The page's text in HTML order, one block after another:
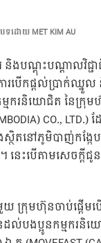
បទដោយ MET KIM AU
និងបណ្តុះបណ្តាលវិជ្ជ
បើកផ្តល់ប្រាក់ឈ្នួ
មករនិយោជិត នៃក្រុម
CO.,
ថិតនៅភូមិបាញ់កង្ក
នេះបើតាមសេចក្តី
ក្រុមហ៊ុនចាប់ផ្តើម
ល់បងប្អូនកម្មករនិ